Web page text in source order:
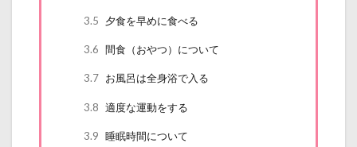
3.5 夕食を早めに食べる
3.6 間食（おやつ）について
3.7 お風呂は全身浴で入る
3.8 適度な運動をする
3.9 睡眠時間について